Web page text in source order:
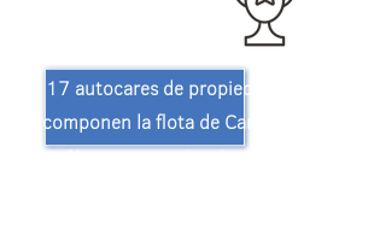
17 autocares de propiedad privada
componen la flota de Canaris Tours.
Nuestra experiencia y nuestro